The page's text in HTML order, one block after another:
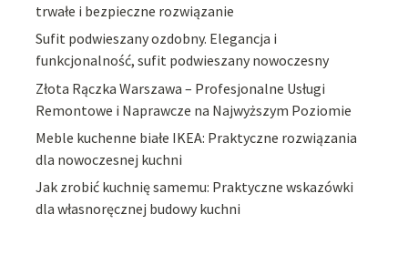
trwałe i bezpieczne rozwiązanie
Sufit podwieszany ozdobny. Elegancja i
funkcjonalność, sufit podwieszany nowoczesny
Złota Rączka Warszawa – Profesjonalne Usługi
Remontowe i Naprawcze na Najwyższym Poziomie
Meble kuchenne białe IKEA: Praktyczne rozwiązania
dla nowoczesnej kuchni
Jak zrobić kuchnię samemu: Praktyczne wskazówki
dla własnoręcznej budowy kuchni